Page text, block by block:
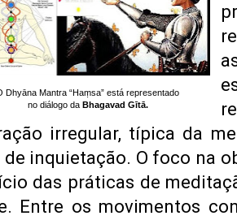
Dhyāna Mantra “Haṃsa” está representado
no diálogo da Bhagavad Gītā.
irregular, típica da
inquietação. O foco na
das práticas de
Entre os movimentos